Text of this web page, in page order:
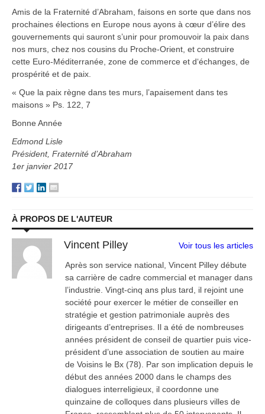
Amis de la Fraternité d’Abraham, faisons en sorte que dans nos
prochaines élections en Europe nous ayons à cœur d’élire des
gouvernements qui sauront s’unir pour promouvoir la paix dans
nos murs, chez nos cousins du Proche-Orient, et construire
cette Euro-Méditerranée, zone de commerce et d‘échanges, de
prospérité et de paix.
« Que la paix règne dans tes murs, l’apaisement dans tes
maisons » Ps. 122, 7
Bonne Année
Edmond Lisle
Président, Fraternité d’Abraham
1er janvier 2017
À PROPOS DE L'AUTEUR
Vincent Pilley Voir tous les articles
Après son service national, Vincent Pilley débute
sa carrière de cadre commercial et manager dans
l’industrie. Vingt-cinq ans plus tard, il rejoint une
société pour exercer le métier de conseiller en
stratégie et gestion patrimoniale auprès des
dirigeants d’entreprises. Il a été de nombreuses
années président de conseil de quartier puis vice-
président d’une association de soutien au maire
de Voisins le Bx (78). Par son implication depuis le
début des années 2000 dans le champs des
dialogues interreligieux, il coordonne une
quinzaine de colloques dans plusieurs villes de